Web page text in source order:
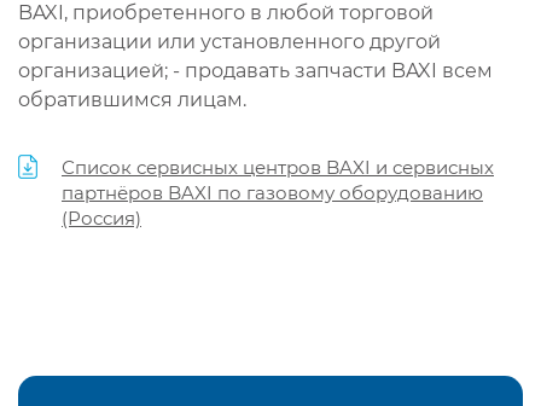
BAXI, приобретенного в любой торговой
организации или установленного другой
организацией; - продавать запчасти BAXI всем
обратившимся лицам.
Список сервисных центров BAXI и сервисных
партнёров BAXI по газовому оборудованию
(Россия)